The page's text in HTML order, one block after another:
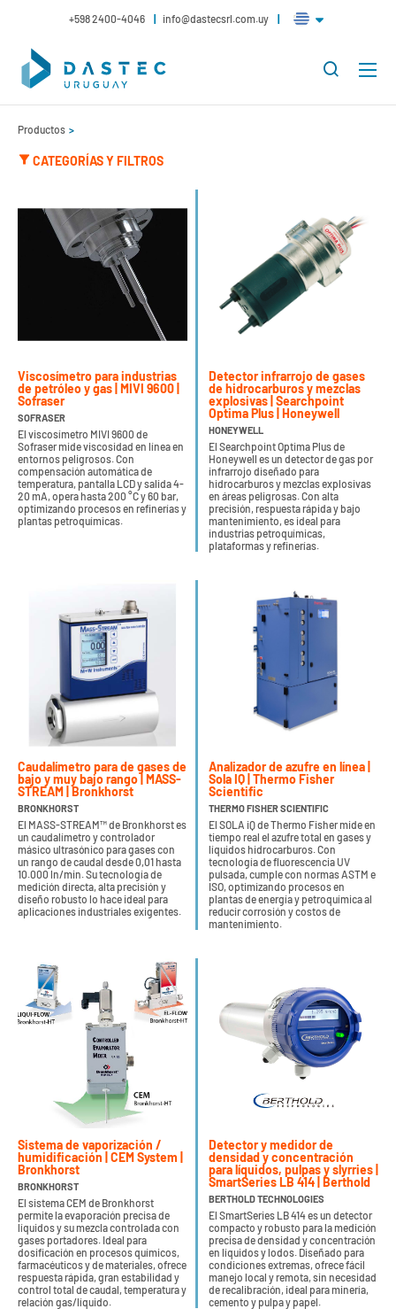
+598 2400-4046 info@dastecsrl.com.uy
Productos
CATEGORÍAS Y FILTROS
Viscosímetro para industrias
de petróleo y gas | MIVI 9600 |
Sofraser
SOFRASER
El viscosímetro MIVI 9600 de
Sofraser mide viscosidad en línea en
entornos peligrosos. Con
compensación automática de
temperatura, pantalla LCD y salida 4-
20 mA, opera hasta 200 °C y 60 bar,
optimizando procesos en refinerías y
plantas petroquímicas.
Detector infrarrojo de gases
de hidrocarburos y mezclas
explosivas | Searchpoint
Optima Plus | Honeywell
HONEYWELL
El Searchpoint Optima Plus de
Honeywell es un detector de gas por
infrarrojo diseñado para
hidrocarburos y mezclas explosivas
en áreas peligrosas. Con alta
precisión, respuesta rápida y bajo
mantenimiento, es ideal para
industrias petroquímicas,
plataformas y refinerías.
Caudalímetro para de gases de
bajo y muy bajo rango | MASS-
STREAM | Bronkhorst
BRONKHORST
El MASS-STREAM™ de Bronkhorst es
un caudalímetro y controlador
másico ultrasónico para gases con
un rango de caudal desde 0,01 hasta
10.000 ln/min. Su tecnología de
medición directa, alta precisión y
diseño robusto lo hace ideal para
aplicaciones industriales exigentes.
Analizador de azufre en línea |
Sola IQ | Thermo Fisher
Scientific
THERMO FISHER SCIENTIFIC
El SOLA iQ de Thermo Fisher mide en
tiempo real el azufre total en gases y
líquidos hidrocarburos. Con
tecnología de fluorescencia UV
pulsada, cumple con normas ASTM e
ISO, optimizando procesos en
plantas de energía y petroquímica al
reducir corrosión y costos de
mantenimiento.
Sistema de vaporización /
humidificación | CEM System |
Bronkhorst
BRONKHORST
El sistema CEM de Bronkhorst
permite la evaporación precisa de
líquidos y su mezcla controlada con
gases portadores. Ideal para
dosificación en procesos químicos,
farmacéuticos y de materiales, ofrece
respuesta rápida, gran estabilidad y
control total de caudal, temperatura y
relación gas/líquido.
Detector y medidor de
densidad y concentración
para líquidos, pulpas y slyrries |
SmartSeries LB 414 | Berthold
BERTHOLD TECHNOLOGIES
El SmartSeries LB 414 es un detector
compacto y robusto para la medición
precisa de densidad y concentración
en líquidos y lodos. Diseñado para
condiciones extremas, ofrece fácil
manejo local y remota, sin necesidad
de recalibración, ideal para minería,
cemento y pulpa y papel.